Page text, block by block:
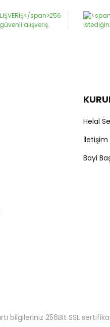
Helal
İletişim
Bayi
bilgileriniz 256Bit SSL